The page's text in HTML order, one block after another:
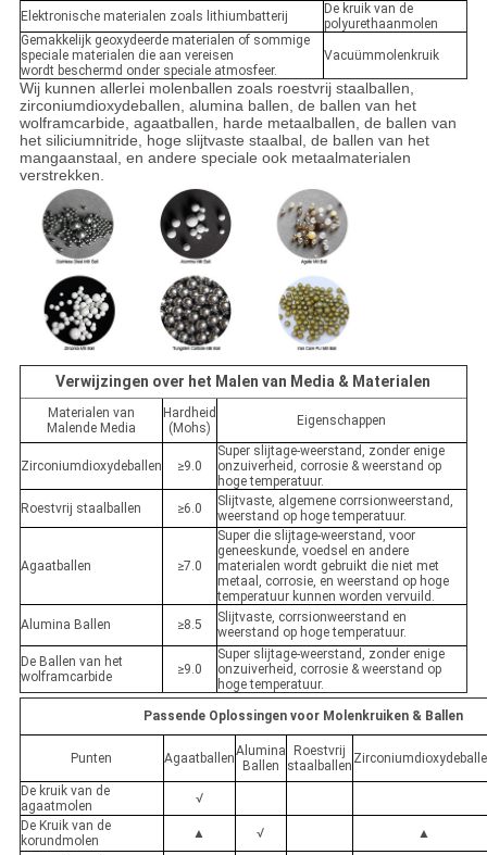
Elektronische materialen zoals lithiumbatterij
De kruik van de
polyurethaanmolen
Gemakkelijk geoxydeerde materialen of sommige
speciale materialen die aan vereisen
wordt beschermd onder speciale atmosfeer.
Vacuümmolenkruik
Wij kunnen allerlei molenballen zoals roestvrij staalballen,
zirconiumdioxydeballen, alumina ballen, de ballen van het
wolframcarbide, agaatballen, harde metaalballen, de ballen van
het siliciumnitride, hoge slijtvaste staalbal, de ballen van het
mangaanstaal, en andere speciale ook metaalmaterialen
verstrekken.
Verwijzingen over het Malen van Media & Materialen
Materialen van
Malende Media
Hardheid
(Mohs)
Eigenschappen
Zirconiumdioxydeballen ≥9.0
Super slijtage-weerstand, zonder enige
onzuiverheid, corrosie & weerstand op
hoge temperatuur.
Roestvrij staalballen
≥6.0
Slijtvaste, algemene corrsionweerstand,
weerstand op hoge temperatuur.
Agaatballen ≥7.0
Super die slijtage-weerstand, voor
geneeskunde, voedsel en andere
materialen wordt gebruikt die niet met
metaal, corrosie, en weerstand op hoge
temperatuur kunnen worden vervuild.
Alumina Ballen
≥8.5
Slijtvaste, corrsionweerstand en
weerstand op hoge temperatuur.
De Ballen van het
wolframcarbide
≥9.0
Super slijtage-weerstand, zonder enige
onzuiverheid, corrosie & weerstand op
hoge temperatuur.
Passende Oplossingen voor Molenkruiken & Ballen
Punten AgaatballenAlumina
Ballen
Roestvrij
staalballen
De kruik van de
agaatmolen
√
De Kruik van de
korundmolen
▲ √ ▲